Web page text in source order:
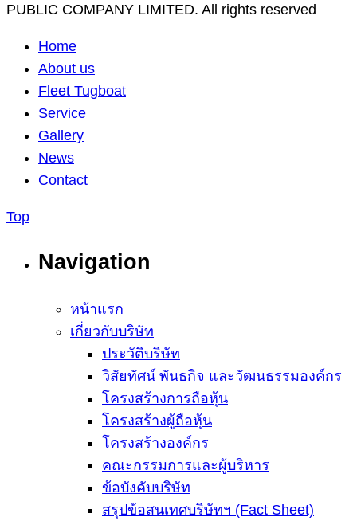
PUBLIC COMPANY LIMITED. All rights reserved
Home
About us
Fleet Tugboat
Service
Gallery
News
Contact
Top
Navigation
หน้าแรก
เกี่ยวกับบริษัท
ประวัติบริษัท
วิสัยทัศน์ พันธกิจ และวัฒนธรรมองค์กร
โครงสร้างการถือหุ้น
โครงสร้างผู้ถือหุ้น
โครงสร้างองค์กร
คณะกรรมการและผู้บริหาร
ข้อบังคับบริษัท
สรุปข้อสนเทศบริษัทฯ (Fact Sheet)